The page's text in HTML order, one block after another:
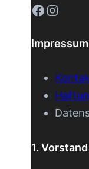
Facebook Instagram
Impressum
1. Vorstand